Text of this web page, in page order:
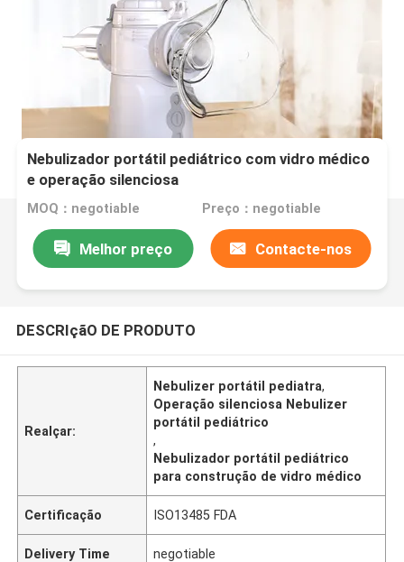
Nebulizador portátil pediátrico com vidro médico
e operação silenciosa
MOQ：negotiable Preço：negotiable
Melhor preço Contacte-nos
DESCRIçãO DE PRODUTO
Realçar:
Nebulizer portátil pediatra,
Operação silenciosa Nebulizer
portátil pediátrico
,
Nebulizador portátil pediátrico
para construção de vidro médico
Certificação ISO13485 FDA
Delivery Time negotiable